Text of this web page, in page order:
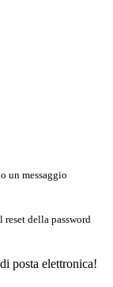
un messaggio
della password
posta elettronica!